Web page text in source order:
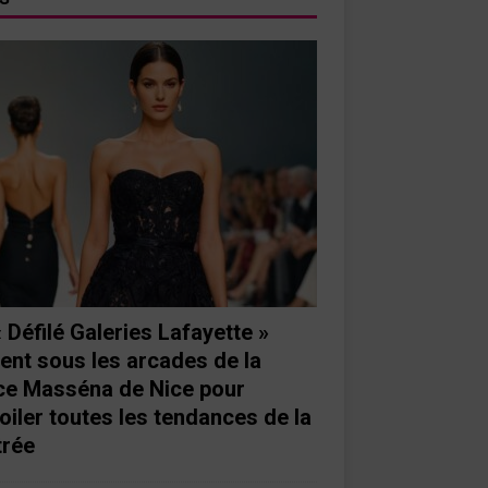
Défilé Galeries Lafayette »
sous les arcades de la
Masséna de Nice pour
toutes les tendances de la